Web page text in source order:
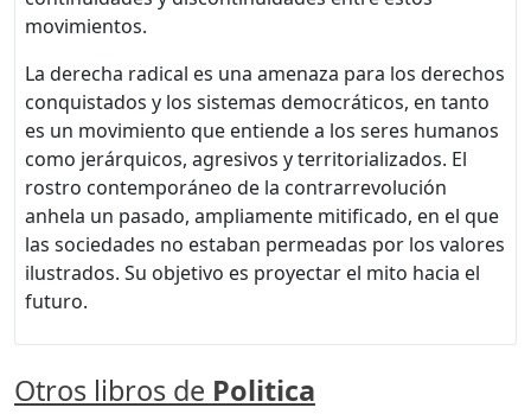
movimientos.
La derecha radical es una amenaza para los derechos
conquistados y los sistemas democráticos, en tanto
es un movimiento que entiende a los seres humanos
como jerárquicos, agresivos y territorializados. El
rostro contemporáneo de la contrarrevolución
anhela un pasado, ampliamente mitificado, en el que
las sociedades no estaban permeadas por los valores
ilustrados. Su objetivo es proyectar el mito hacia el
futuro.
Otros libros de Politica